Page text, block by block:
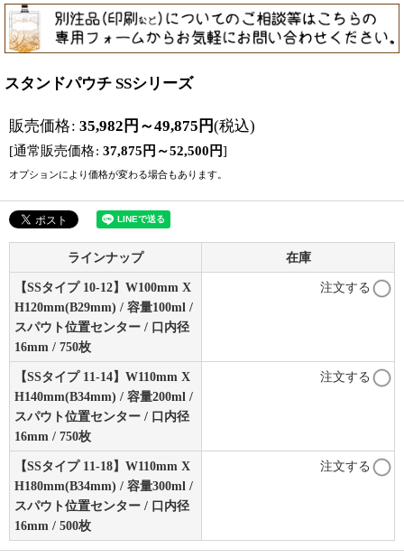
スタンドパウチ SSシリーズ
販売価格: 35,982 円 ～49,875 円(税込)
[通常販売価格: 37,875 円 ～52,500 円]
オプションにより価格が変わる場合もあります。
ラインナップ 在庫
【SSタイプ 10-12】W100mm X
H120mm(B29mm) / 容量100ml /
スパウト位置センター / 口内径
16mm / 750枚
注文する
【SSタイプ 11-14】W110mm X
H140mm(B34mm) / 容量200ml /
スパウト位置センター / 口内径
16mm / 750枚
注文する
【SSタイプ 11-18】W110mm X
H180mm(B34mm) / 容量300ml /
スパウト位置センター / 口内径
16mm / 500枚
注文する